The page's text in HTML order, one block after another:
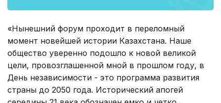
«Нынешний форум проходит в переломный
момент новейшей истории Казахстана. Наше
общество уверенно подошло к новой великой
цели, провозглашенной мной в прошлом году, в
День независимости - это программа развития
страны до 2050 года. Исторический апогей